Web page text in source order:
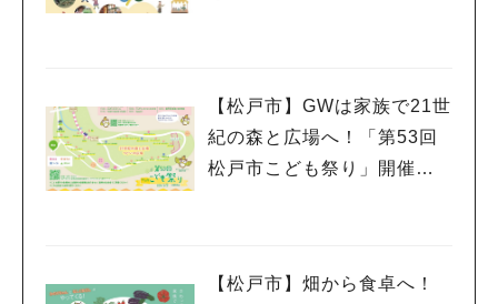
【松戸市】GWは家族で21世
紀の森と広場へ！「第53回
松戸市こども祭り」開催（5/
【松戸市】畑から食卓へ！